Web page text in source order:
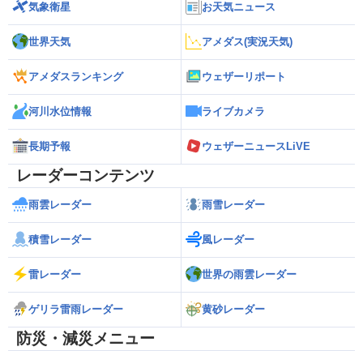
気象衛星 お天気ニュース
世界天気 アメダス(実況天気)
アメダスランキング ウェザーリポート
河川水位情報 ライブカメラ
長期予報 ウェザーニュースLiVE
レーダーコンテンツ
雨雲レーダー 雨雪レーダー
積雪レーダー 風レーダー
雷レーダー 世界の雨雲レーダー
ゲリラ雷雨レーダー 黄砂レーダー
防災・減災メニュー